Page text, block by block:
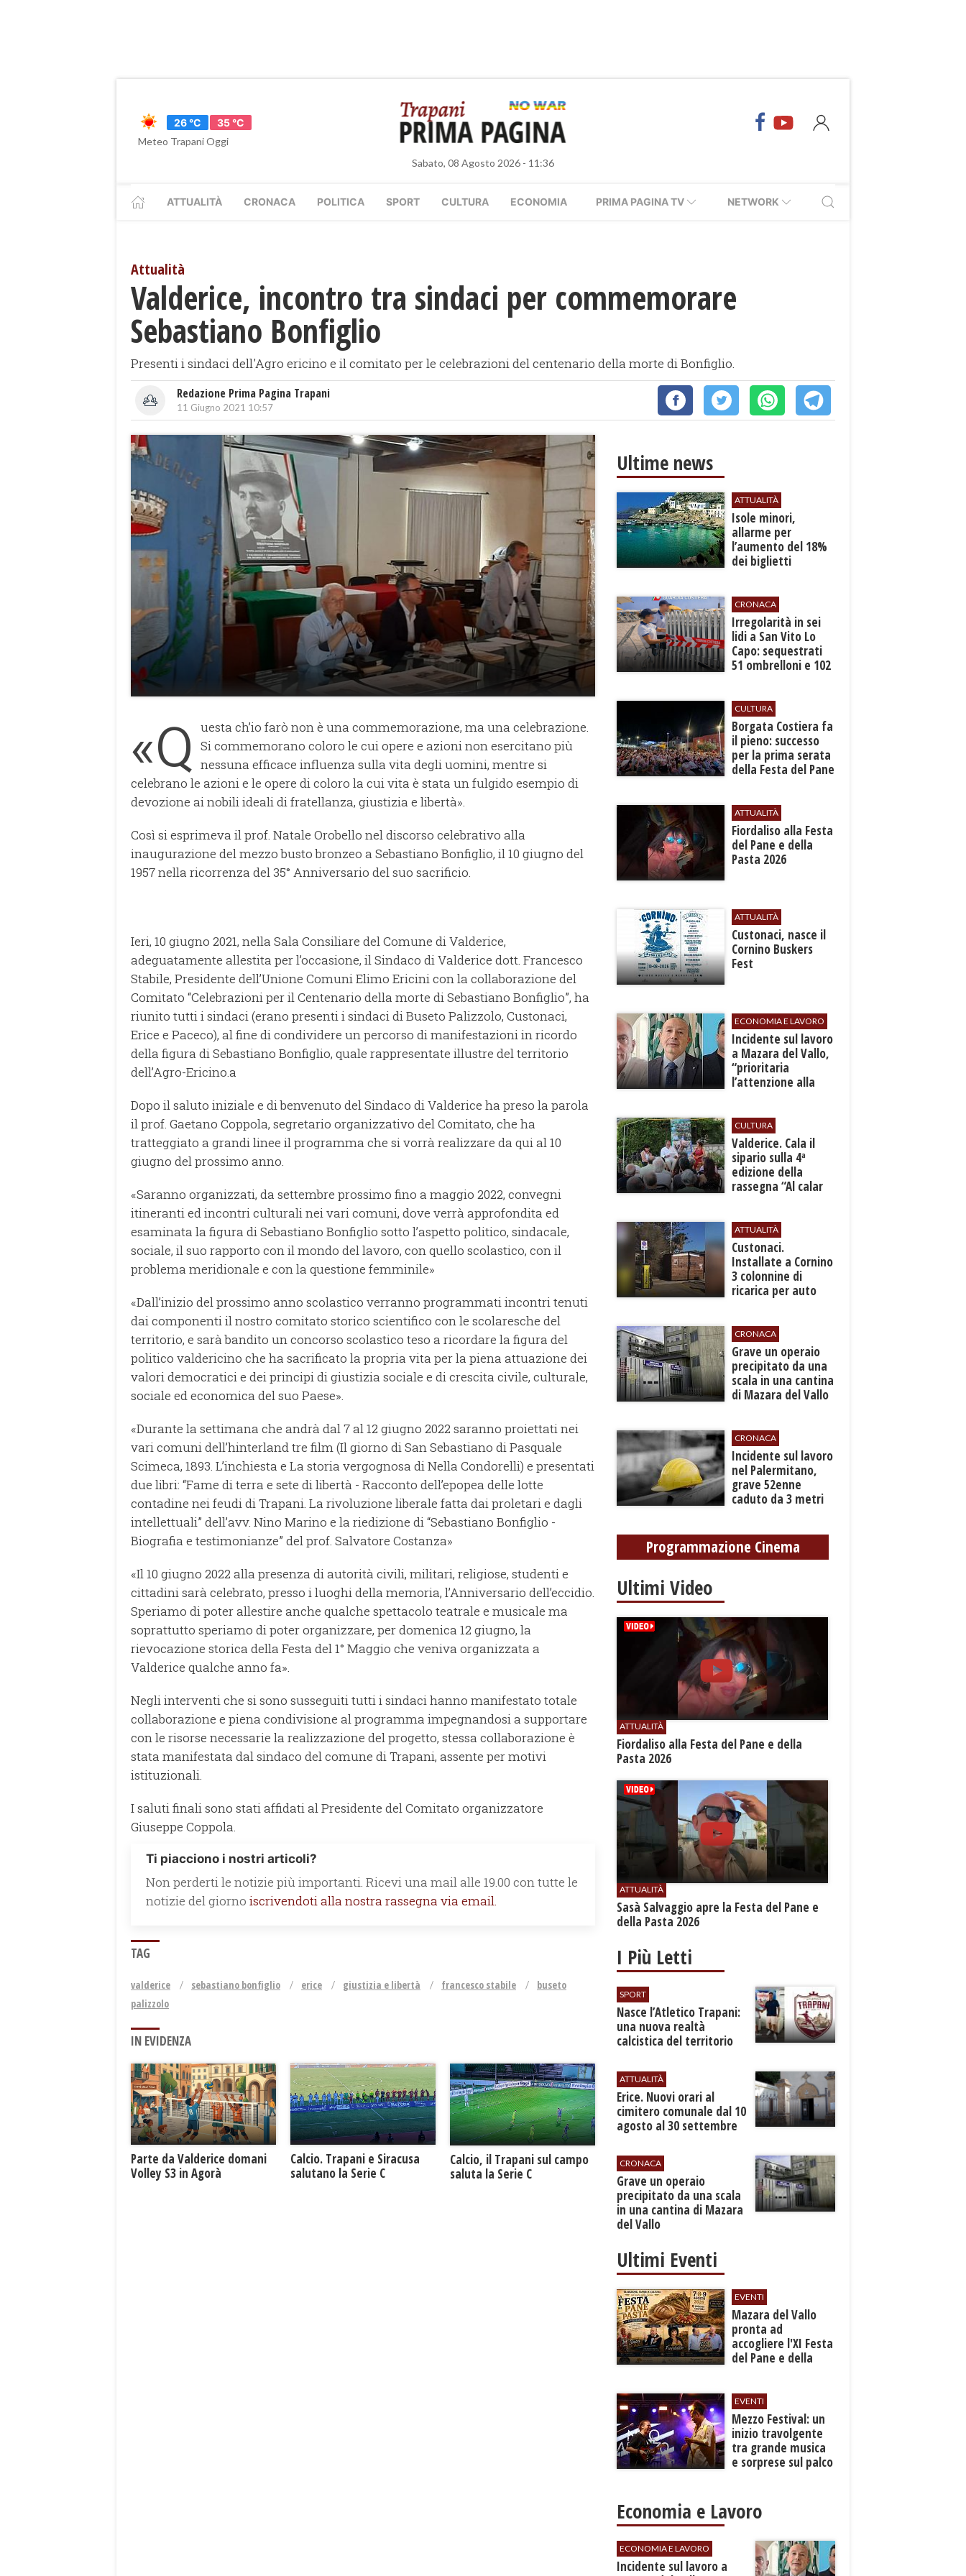
26 °C
35 °C
Meteo Trapani Oggi
Sabato, 08 Agosto 2026 - 11:36
ATTUALITÀ CRONACA POLITICA SPORT CULTURA ECONOMIA PRIMA PAGINA TV NETWORK
Attualità
Valderice, incontro tra sindaci per commemorare
Sebastiano Bonfiglio
Presenti i sindaci dell'Agro ericino e il comitato per le celebrazioni del centenario della morte di Bonfiglio.
Redazione Prima Pagina Trapani
11 Giugno 2021 10:57
«Q
uesta ch’io farò non è una commemorazione, ma una celebrazione.
Si commemorano coloro le cui opere e azioni non esercitano più
nessuna efficace influenza sulla vita degli uomini, mentre si
celebrano le azioni e le opere di coloro la cui vita è stata un fulgido esempio di
devozione ai nobili ideali di fratellanza, giustizia e libertà».
Così si esprimeva il prof. Natale Orobello nel discorso celebrativo alla
inaugurazione del mezzo busto bronzeo a Sebastiano Bonfiglio, il 10 giugno del
1957 nella ricorrenza del 35° Anniversario del suo sacrificio.
Ieri, 10 giugno 2021, nella Sala Consiliare del Comune di Valderice,
adeguatamente allestita per l’occasione, il Sindaco di Valderice dott. Francesco
Stabile, Presidente dell’Unione Comuni Elimo Ericini con la collaborazione del
Comitato “Celebrazioni per il Centenario della morte di Sebastiano Bonfiglio”, ha
riunito tutti i sindaci (erano presenti i sindaci di Buseto Palizzolo, Custonaci,
Erice e Paceco), al fine di condividere un percorso di manifestazioni in ricordo
della figura di Sebastiano Bonfiglio, quale rappresentate illustre del territorio
dell’Agro-Ericino.a
Dopo il saluto iniziale e di benvenuto del Sindaco di Valderice ha preso la parola
il prof. Gaetano Coppola, segretario organizzativo del Comitato, che ha
tratteggiato a grandi linee il programma che si vorrà realizzare da qui al 10
giugno del prossimo anno.
«Saranno organizzati, da settembre prossimo fino a maggio 2022, convegni
itineranti ed incontri culturali nei vari comuni, dove verrà approfondita ed
esaminata la figura di Sebastiano Bonfiglio sotto l’aspetto politico, sindacale,
sociale, il suo rapporto con il mondo del lavoro, con quello scolastico, con il
problema meridionale e con la questione femminile»
«Dall’inizio del prossimo anno scolastico verranno programmati incontri tenuti
dai componenti il nostro comitato storico scientifico con le scolaresche del
territorio, e sarà bandito un concorso scolastico teso a ricordare la figura del
politico valdericino che ha sacrificato la propria vita per la piena attuazione dei
valori democratici e dei principi di giustizia sociale e di crescita civile, culturale,
sociale ed economica del suo Paese».
«Durante la settimana che andrà dal 7 al 12 giugno 2022 saranno proiettati nei
vari comuni dell’hinterland tre film (Il giorno di San Sebastiano di Pasquale
Scimeca, 1893. L’inchiesta e La storia vergognosa di Nella Condorelli) e presentati
due libri: “Fame di terra e sete di libertà - Racconto dell’epopea delle lotte
contadine nei feudi di Trapani. La rivoluzione liberale fatta dai proletari e dagli
intellettuali” dell’avv. Nino Marino e la riedizione di “Sebastiano Bonfiglio -
Biografia e testimonianze” del prof. Salvatore Costanza»
«Il 10 giugno 2022 alla presenza di autorità civili, militari, religiose, studenti e
cittadini sarà celebrato, presso i luoghi della memoria, l’Anniversario dell’eccidio.
Speriamo di poter allestire anche qualche spettacolo teatrale e musicale ma
soprattutto speriamo di poter organizzare, per domenica 12 giugno, la
rievocazione storica della Festa del 1° Maggio che veniva organizzata a
Valderice qualche anno fa».
Negli interventi che si sono susseguiti tutti i sindaci hanno manifestato totale
collaborazione e piena condivisione al programma impegnandosi a supportare
con le risorse necessarie la realizzazione del progetto, stessa collaborazione è
stata manifestata dal sindaco del comune di Trapani, assente per motivi
istituzionali.
I saluti finali sono stati affidati al Presidente del Comitato organizzatore
Giuseppe Coppola.
Ti piacciono i nostri articoli?
Non perderti le notizie più importanti. Ricevi una mail alle 19.00 con tutte le
notizie del giorno iscrivendoti alla nostra rassegna via email.
TAG
valderice sebastiano bonfiglio erice giustizia e libertà francesco stabile
buseto
palizzolo
IN EVIDENZA
Parte da Valderice domani
Volley S3 in Agorà
Calcio. Trapani e Siracusa
salutano la Serie C
Calcio, il Trapani sul campo
saluta la Serie C
Ultime news
ATTUALITÀ
Isole minori,
allarme per
l’aumento del 18%
dei biglietti
CRONACA
Irregolarità in sei
lidi a San Vito Lo
Capo: sequestrati
51 ombrelloni e 102
CULTURA
​Borgata Costiera fa
il pieno: successo
per la prima serata
della Festa del Pane
ATTUALITÀ
Fiordaliso alla Festa
del Pane e della
Pasta 2026
ATTUALITÀ
Custonaci, nasce il
Cornino Buskers
Fest
ECONOMIA E LAVORO
​Incidente sul lavoro
a Mazara del Vallo,
“prioritaria
l’attenzione alla
CULTURA
Valderice. Cala il
sipario sulla 4ª
edizione della
rassegna “Al calar
ATTUALITÀ
Custonaci.
Installate a Cornino
3 colonnine di
ricarica per auto
CRONACA
​Grave un operaio
precipitato da una
scala in una cantina
di Mazara del Vallo
CRONACA
​Incidente sul lavoro
nel Palermitano,
grave 52enne
caduto da 3 metri
Programmazione Cinema
Ultimi Video
ATTUALITÀ
Fiordaliso alla Festa del Pane e della
Pasta 2026
ATTUALITÀ
Sasà Salvaggio apre la Festa del Pane e
della Pasta 2026
I Più Letti
SPORT
Nasce l’Atletico Trapani:
una nuova realtà
calcistica del territorio
ATTUALITÀ
​Erice. Nuovi orari al
cimitero comunale dal 10
agosto al 30 settembre
CRONACA
​Grave un operaio
precipitato da una scala
in una cantina di Mazara
del Vallo
Ultimi Eventi
EVENTI
Mazara del Vallo
pronta ad
accogliere l'XI Festa
del Pane e della
EVENTI
Mezzo Festival: un
inizio travolgente
tra grande musica
e sorprese sul palco
Economia e Lavoro
ECONOMIA E LAVORO
​Incidente sul lavoro a